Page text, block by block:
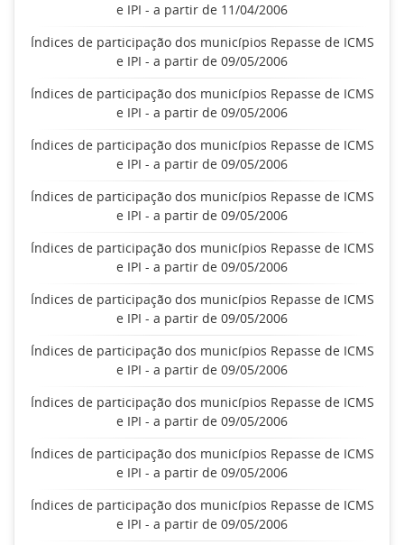
e IPI - a partir de 11/04/2006
Índices de participação dos municípios Repasse de ICMS
e IPI - a partir de 09/05/2006
Índices de participação dos municípios Repasse de ICMS
e IPI - a partir de 09/05/2006
Índices de participação dos municípios Repasse de ICMS
e IPI - a partir de 09/05/2006
Índices de participação dos municípios Repasse de ICMS
e IPI - a partir de 09/05/2006
Índices de participação dos municípios Repasse de ICMS
e IPI - a partir de 09/05/2006
Índices de participação dos municípios Repasse de ICMS
e IPI - a partir de 09/05/2006
Índices de participação dos municípios Repasse de ICMS
e IPI - a partir de 09/05/2006
Índices de participação dos municípios Repasse de ICMS
e IPI - a partir de 09/05/2006
Índices de participação dos municípios Repasse de ICMS
e IPI - a partir de 09/05/2006
Índices de participação dos municípios Repasse de ICMS
e IPI - a partir de 09/05/2006